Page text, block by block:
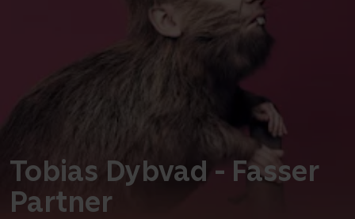
Tobias Dybvad - Fasser
Partner